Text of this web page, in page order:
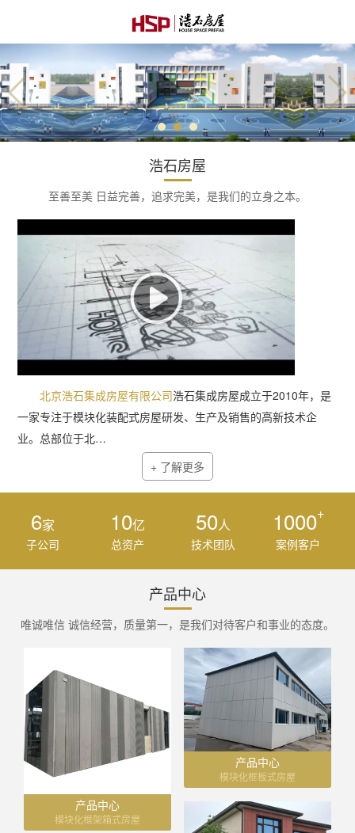
浩石房屋
至善至美 日益完善，追求完美，是我们的立身之本。
北京浩石集成房屋有限公司浩石集成房屋成立于2010年，是
一家专注于模块化装配式房屋研发、生产及销售的高新技术企
业。总部位于北…
+ 了解更多
6家
子公司
10亿
总资产
50人
技术团队
1000+
案例客户
产品中心
唯诚唯信 诚信经营，质量第一，是我们对待客户和事业的态度。
产品中心
模块化框架箱式房屋
产品中心
模块化框板式房屋